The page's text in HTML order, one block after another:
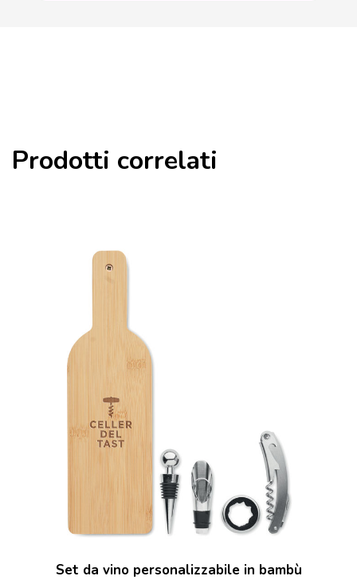
Prodotti correlati
Set da vino personalizzabile in bambù